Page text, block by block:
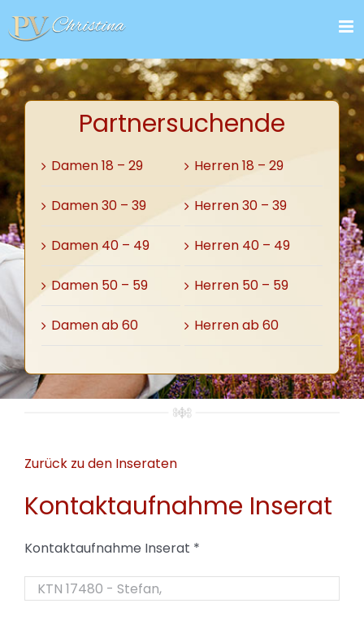
Inhalt
springen
Partnersuchende
Damen 18 – 29
Damen 30 – 39
Damen 40 – 49
Damen 50 – 59
Damen ab 60
Herren 18 – 29
Herren 30 – 39
Herren 40 – 49
Herren 50 – 59
Herren ab 60
Zurück zu den Inseraten
Kontaktaufnahme Inserat
Kontaktaufnahme Inserat *